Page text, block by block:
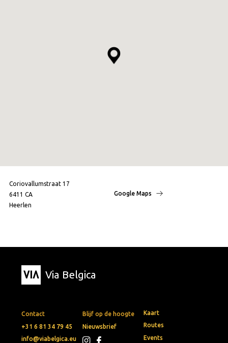
Coriovallumstraat 17
6411 CA
Heerlen
Google Maps
Via Belgica
Contact
+31 6 81 34 79 45
info@viabelgica.eu
Blijf op de hoogte
Nieuwsbrief
Kaart
Routes
Events